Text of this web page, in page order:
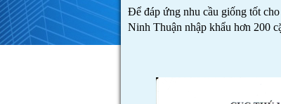
Để đáp ứng nhu cầu giống tốt
Ninh Thuận nhập khẩu hơn 200